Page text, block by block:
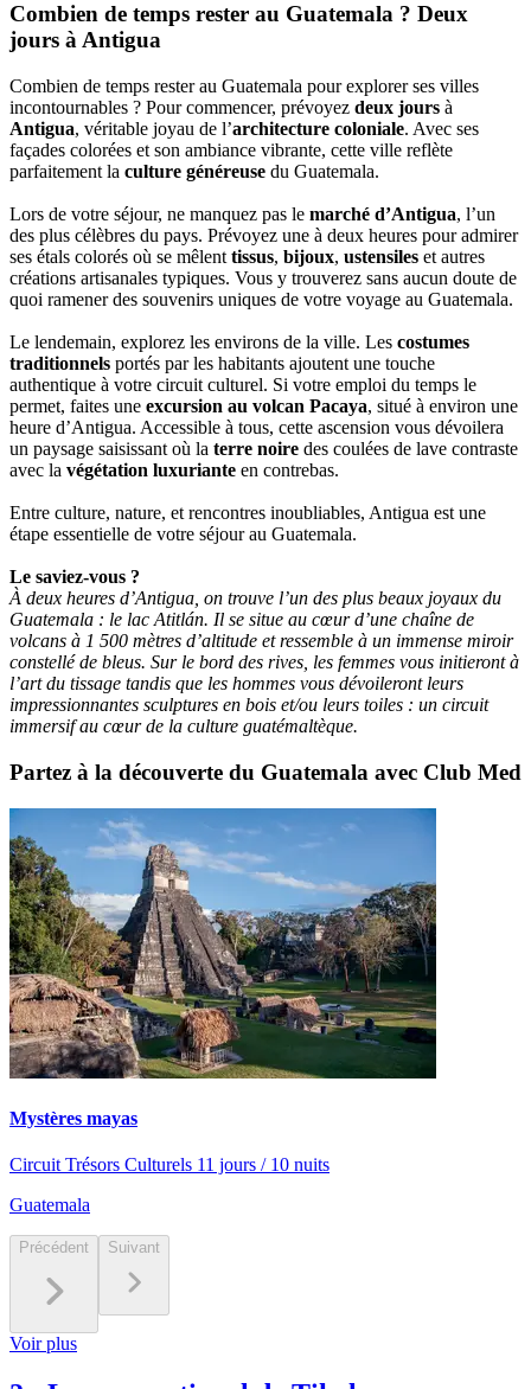
Combien de temps rester au Guatemala ? Deux
jours à Antigua
Combien de temps rester au Guatemala pour explorer ses villes
incontournables ? Pour commencer, prévoyez deux jours à
Antigua, véritable joyau de l’architecture coloniale. Avec ses
façades colorées et son ambiance vibrante, cette ville reflète
parfaitement la culture généreuse du Guatemala.
Lors de votre séjour, ne manquez pas le marché d’Antigua, l’un
des plus célèbres du pays. Prévoyez une à deux heures pour admirer
ses étals colorés où se mêlent tissus, bijoux, ustensiles et autres
créations artisanales typiques. Vous y trouverez sans aucun doute de
quoi ramener des souvenirs uniques de votre voyage au Guatemala.
Le lendemain, explorez les environs de la ville. Les costumes
traditionnels portés par les habitants ajoutent une touche
authentique à votre circuit culturel. Si votre emploi du temps le
permet, faites une excursion au volcan Pacaya, situé à environ une
heure d’Antigua. Accessible à tous, cette ascension vous dévoilera
un paysage saisissant où la terre noire des coulées de lave contraste
avec la végétation luxuriante en contrebas.
Entre culture, nature, et rencontres inoubliables, Antigua est une
étape essentielle de votre séjour au Guatemala.
Le saviez-vous ?
À deux heures d’Antigua, on trouve l’un des plus beaux joyaux du
Guatemala : le lac Atitlán. Il se situe au cœur d’une chaîne de
volcans à 1 500 mètres d’altitude et ressemble à un immense miroir
constellé de bleus. Sur le bord des rives, les femmes vous initieront à
l’art du tissage tandis que les hommes vous dévoileront leurs
impressionnantes sculptures en bois et/ou leurs toiles : un circuit
immersif au cœur de la culture guatémaltèque.
Partez à la découverte du Guatemala avec Club Med
Mystères mayas
Circuit Trésors Culturels 11 jours / 10 nuits
Guatemala
Précédent Suivant
Voir plus